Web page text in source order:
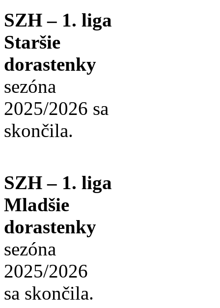
SZH – 1. liga
Staršie
dorastenky
sezóna
2025/2026 sa
skončila.
SZH – 1. liga
Mladšie
dorastenky
sezóna
2025/2026
sa skončila.